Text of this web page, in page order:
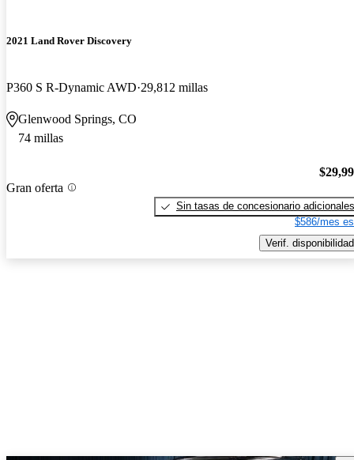
2021 Land Rover Discovery
P360 S R-Dynamic AWD 29,812 millas
Glenwood Springs, CO
74 millas
Gran oferta
Sin tasas de concesionario adicionales
$586/mes
Verif. disponibilidad